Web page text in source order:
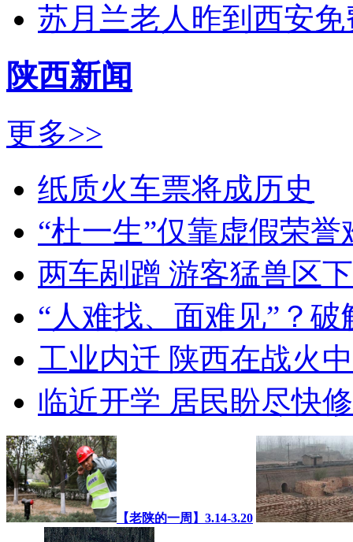
苏月兰老人昨到西安
陕西新闻
更多>>
纸质火车票将成历史
“杜一生”仅靠虚假荣誉
两车剐蹭 游客猛兽区
“人难找、面难见”？
工业内迁 陕西在战火
临近开学 居民盼尽快
【老陕的一周】3.14-3.20